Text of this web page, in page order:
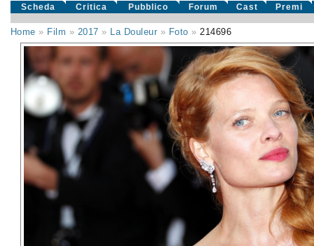
Scheda Critica Pubblico Forum Cast Premi
Home » Film » 2017 » La Douleur » Foto »214696